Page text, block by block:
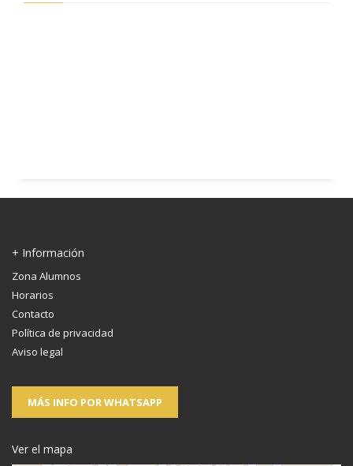
+ Información
Zona Alumnos
Horarios
Contacto
Política de privacidad
Aviso legal
MÁS INFO POR WHATSAPP
Ver el mapa